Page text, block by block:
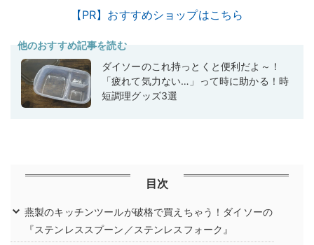
【PR】おすすめショップはこちら
他のおすすめ記事を読む
ダイソーのこれ持っとくと便利だよ～！
「疲れて気力ない…」って時に助かる！時
短調理グッズ3選
目次
燕製のキッチンツールが破格で買えちゃう！ダイソーの
『ステンレススプーン／ステンレスフォーク』